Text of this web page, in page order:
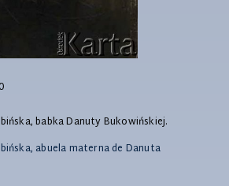
babka Danuty Bukowińskiej.
abuela materna de Danuta